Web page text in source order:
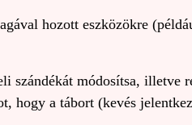
hozott eszközökre
szándékát módosítsa, illetve
hogy a tábort (kevés